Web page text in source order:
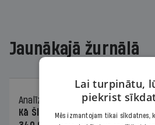
Jaunākajā žurnālā
Analīze
06.08.2026.
Kā Šlesera partija palika
Lai turpinātu,
piekrist
Mēs izmantojam tikai sīkdatnes,